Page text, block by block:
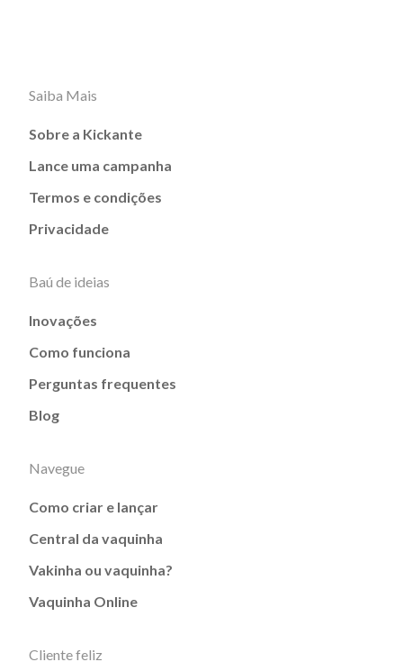
Saiba Mais
Sobre a Kickante
Lance uma campanha
Termos e condições
Privacidade
Baú de ideias
Inovações
Como funciona
Perguntas frequentes
Blog
Navegue
Como criar e lançar
Central da vaquinha
Vakinha ou vaquinha?
Vaquinha Online
Cliente feliz